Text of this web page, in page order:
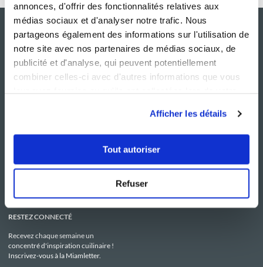
annonces, d'offrir des fonctionnalités relatives aux
médias sociaux et d'analyser notre trafic. Nous
partageons également des informations sur l'utilisation de
notre site avec nos partenaires de médias sociaux, de
publicité et d'analyse, qui peuvent potentiellement
combiner celles-ci avec d'autres informations que vous
Afficher les détails
Tout autoriser
Refuser
Le Mag'
Boutique
C.G.U
Politique de confidentialité
Utilisation des Cookies
RESTEZ CONNECTÉ
Recevez chaque semaine un
concentré d'inspiration cuilinaire !
Inscrivez-vous à la Miamletter.